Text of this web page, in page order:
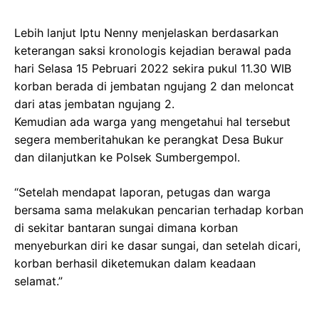
Lebih lanjut Iptu Nenny menjelaskan berdasarkan
keterangan saksi kronologis kejadian berawal pada
hari Selasa 15 Pebruari 2022 sekira pukul 11.30 WIB
korban berada di jembatan ngujang 2 dan meloncat
dari atas jembatan ngujang 2.
Kemudian ada warga yang mengetahui hal tersebut
segera memberitahukan ke perangkat Desa Bukur
dan dilanjutkan ke Polsek Sumbergempol.
“Setelah mendapat laporan, petugas dan warga
bersama sama melakukan pencarian terhadap korban
di sekitar bantaran sungai dimana korban
menyeburkan diri ke dasar sungai, dan setelah dicari,
korban berhasil diketemukan dalam keadaan
selamat.”